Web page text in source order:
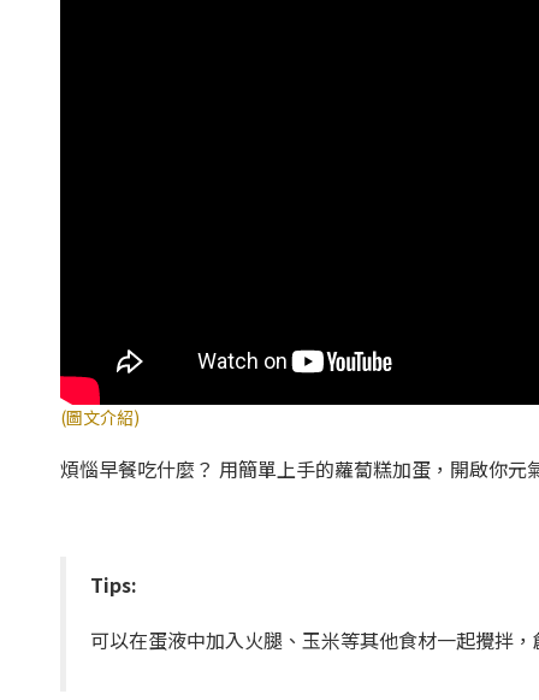
(圖文介紹)
煩惱早餐吃什麼？ 用簡單上手的蘿蔔糕加蛋，開啟你元
Tips:
可以在蛋液中加入火腿、玉米等其他食材一起攪拌，